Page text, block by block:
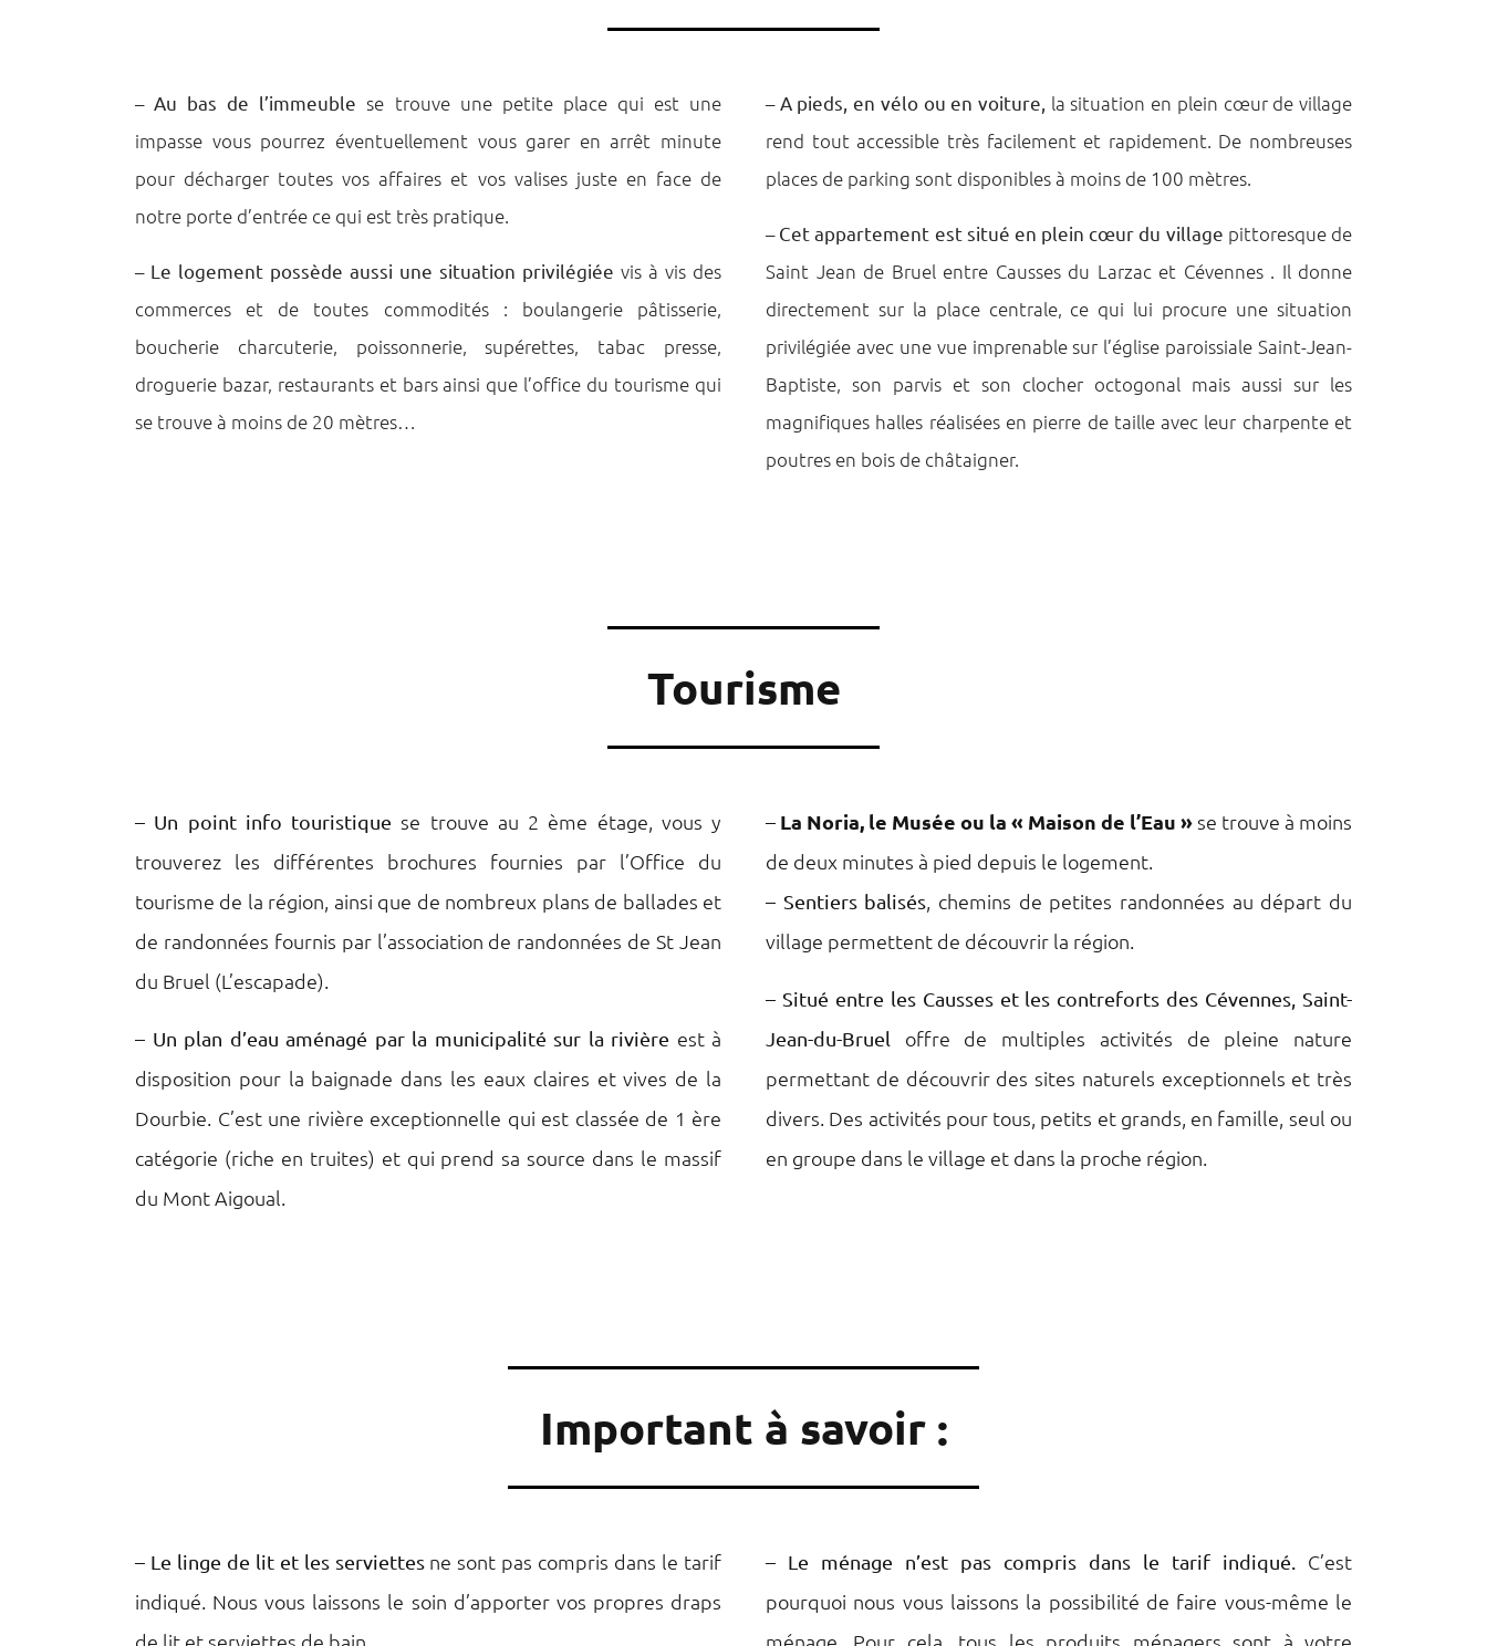
–Au bas de l’immeuble se trouve une petite place qui est une
impasse vous pourrez éventuellement vous garer en arrêt minute
pour décharger toutes vos affaires et vos valises juste en face de
notre porte d’entrée ce qui est très pratique.
– Le logement possède aussi une situation privilégiée vis à vis des
commerces et de toutes commodités : boulangerie pâtisserie,
boucherie charcuterie, poissonnerie, supérettes, tabac presse,
droguerie bazar, restaurants et bars ainsi que l’office du tourisme qui
se trouve à moins de 20 mètres…
–A pieds, en vélo ou en voiture, la situation en plein cœur de village
rend tout accessible très facilement et rapidement. De nombreuses
places de parking sont disponibles à moins de 100 mètres.
–Cet appartement est situé en plein cœur du village pittoresque de
Saint Jean de Bruel entre Causses du Larzac et Cévennes . Il donne
directement sur la place centrale, ce qui lui procure une situation
privilégiée avec une vue imprenable sur l’église paroissiale Saint-Jean-
Baptiste, son parvis et son clocher octogonal mais aussi sur les
magnifiques halles réalisées en pierre de taille avec leur charpente et
poutres en bois de châtaigner.
Tourisme
– Un point info touristique se trouve au 2 ème étage, vous y
trouverez les différentes brochures fournies par l’Office du
tourisme de la région, ainsi que de nombreux plans de ballades et
de randonnées fournis par l’association de randonnées de St Jean
du Bruel (L’escapade).
– Un plan d’eau aménagé par la municipalité sur la rivière est à
disposition pour la baignade dans les eaux claires et vives de la
Dourbie. C’est une rivière exceptionnelle qui est classée de 1 ère
catégorie (riche en truites) et qui prend sa source dans le massif
du Mont Aigoual.
– La Noria, le Musée ou la « Maison de l’Eau » se trouve à moins
de deux minutes à pied depuis le logement.
– Sentiers balisés, chemins de petites randonnées au départ du
village permettent de découvrir la région.
– Situé entre les Causses et les contreforts des Cévennes, Saint-
Jean-du-Bruel offre de multiples activités de pleine nature
permettant de découvrir des sites naturels exceptionnels et très
divers. Des activités pour tous, petits et grands, en famille, seul ou
en groupe dans le village et dans la proche région.
Important à savoir :
– Le linge de lit et les serviettesne sont pas compris dans le tarif
indiqué. Nous vous laissons le soin d’apporter vos propres draps
– Le ménage n’est pas compris dans le tarif indiqué.
C’est
pourquoi nous vous laissons la possibilité de faire vous-même le